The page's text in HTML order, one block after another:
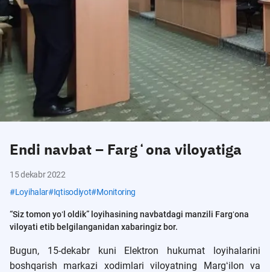
Endi navbat – Fargʻona viloyatiga
15 dekabr 2022
#Loyihalar#Iqtisodiyot#Monitoring
“Siz tomon yoʻl oldik” loyihasining navbatdagi manzili Fargʻona
viloyati etib belgilanganidan xabaringiz bor.
Bugun, 15-dekabr kuni Elektron hukumat loyihalarini
boshqarish markazi xodimlari viloyatning Margʻilon va